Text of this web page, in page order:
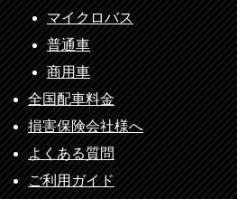
マイクロバス
普通車
商用車
全国配車料金
損害保険会社様へ
よくある質問
ご利用ガイド